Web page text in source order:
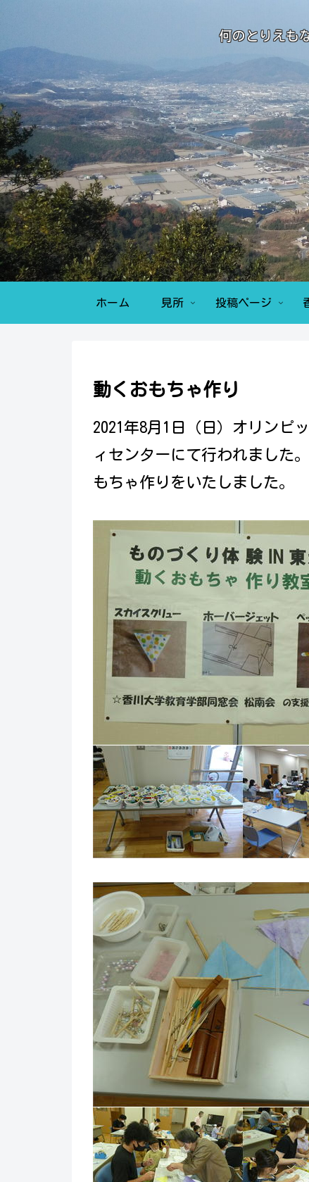
何のとりえも
ホーム 見所 投稿ページ
動くおもちゃ作り
2021年8月1日（日）オリンピ
ィセンターにて行われました
もちゃ作りをいたしました。